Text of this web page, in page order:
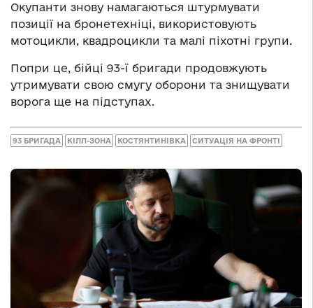
Окупанти знову намагаються штурмувати
позиції на бронетехніці, використовують
мотоцикли, квадроцикли та малі піхотні групи.
Попри це, бійці 93-ї бригади продовжують
утримувати свою смугу оборони та знищувати
ворога ще на підступах.
93 БРИГАДА КІЛЛ-ЗОНА КОСТЯНТИНІВКА СИТУАЦІЯ НА ФРОНТІ